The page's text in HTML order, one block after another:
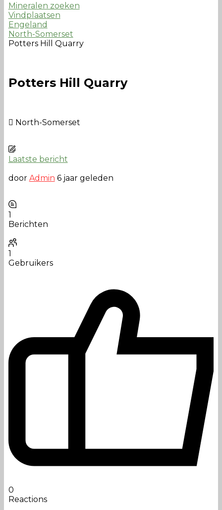
Mineralen zoeken
Vindplaatsen
Engeland
North-Somerset
Potters Hill Quarry
Potters Hill Quarry
North-Somerset
Laatste bericht
door Admin 6 jaar geleden
1
Berichten
1
Gebruikers
0
Reactions